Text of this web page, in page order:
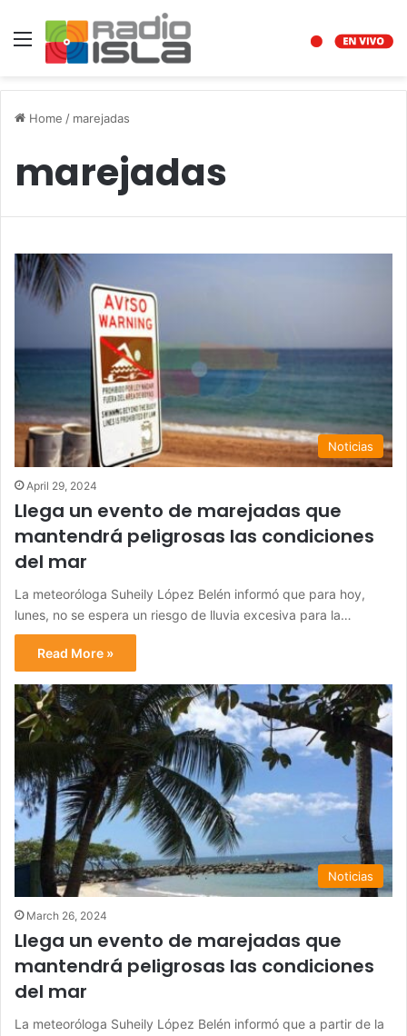
Menu
Home / marejadas
marejadas
Noticias
April 29, 2024
Llega un evento de marejadas que
mantendrá peligrosas las condiciones
del mar
La meteoróloga Suheily López Belén informó que para hoy,
lunes, no se espera un riesgo de lluvia excesiva para la…
Read More »
Noticias
March 26, 2024
Llega un evento de marejadas que
mantendrá peligrosas las condiciones
del mar
La meteoróloga Suheily López Belén informó que a partir de la